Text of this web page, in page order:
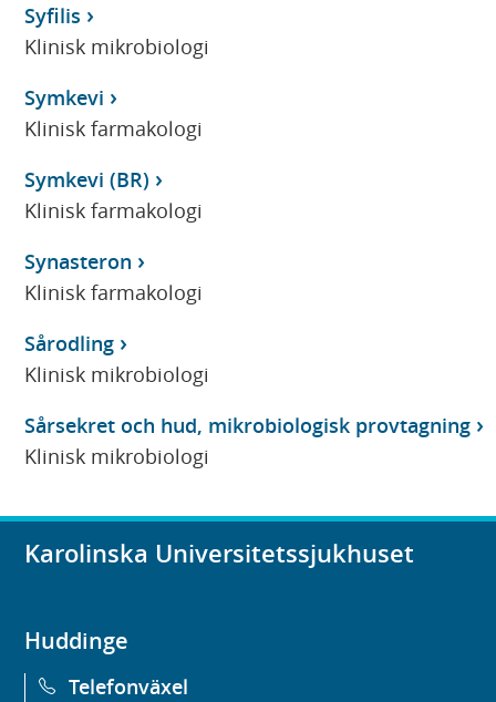
Syfilis
Klinisk mikrobiologi
Symkevi
Klinisk farmakologi
Symkevi (BR)
Klinisk farmakologi
Synasteron
Klinisk farmakologi
Sårodling
Klinisk mikrobiologi
Sårsekret och hud, mikrobiologisk provtagning
Klinisk mikrobiologi
Karolinska Universitetssjukhuset
Huddinge
Telefonväxel